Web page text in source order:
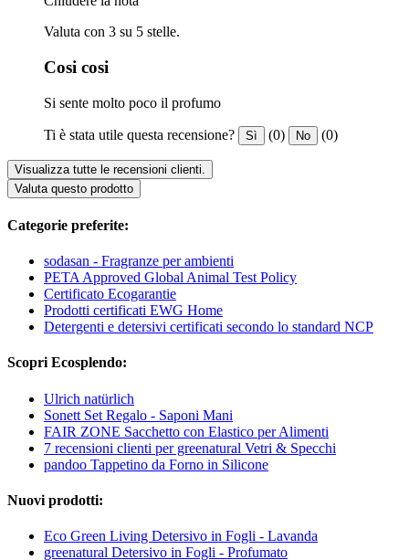
Valuta con 3 su 5 stelle.
Cosi cosi
Si sente molto poco il profumo
Ti è stata utile questa recensione? Sì (0) No (0)
Visualizza tutte le recensioni clienti.
Valuta questo prodotto
Categorie preferite:
sodasan - Fragranze per ambienti
PETA Approved Global Animal Test Policy
Certificato Ecogarantie
Prodotti certificati EWG Home
Detergenti e detersivi certificati secondo lo standard NCP
Scopri Ecosplendo:
Ulrich natürlich
Sonett Set Regalo - Saponi Mani
FAIR ZONE Sacchetto con Elastico per Alimenti
7 recensioni clienti per greenatural Vetri & Specchi
pandoo Tappetino da Forno in Silicone
Nuovi prodotti:
Eco Green Living Detersivo in Fogli - Lavanda
greenatural Detersivo in Fogli - Profumato